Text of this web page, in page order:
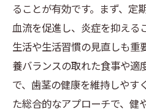
ることが有効です。まず、定
血流を促進し、炎症を抑える
生活や生活習慣の見直しも重
養バランスの取れた食事や適
で、歯茎の健康を維持しやす
た総合的なアプローチで、健